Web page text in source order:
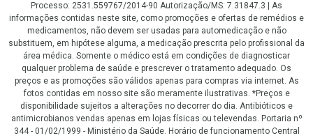
Processo: 2531.559767/2014-90 Autorização/MS: 7.31847.3 | As
informações contidas neste site, como promoções e ofertas de remédios e
medicamentos, não devem ser usadas para automedicação e não
substituem, em hipótese alguma, a medicação prescrita pelo profissional da
área médica. Somente o médico está em condições de diagnosticar
qualquer problema de saúde e prescrever o tratamento adequado. Os
preços e as promoções são válidos apenas para compras via internet. As
fotos contidas em nosso site são meramente ilustrativas. *Preços e
disponibilidade sujeitos a alterações no decorrer do dia. Antibióticos e
antimicrobianos vendas apenas em lojas físicas ou televendas. Portaria nº
344 - 01/02/1999 - Ministério da Saúde. Horário de funcionamento Central